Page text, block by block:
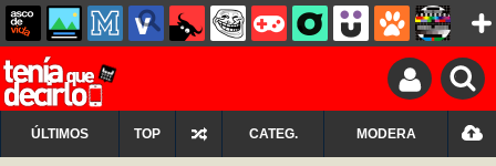
ÚLTIMOS TOP CATEG. MODERA